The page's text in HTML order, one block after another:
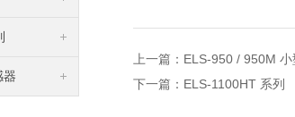
器
上一篇： ELS-950 / 950M
下一篇： ELS-1100HT 系列